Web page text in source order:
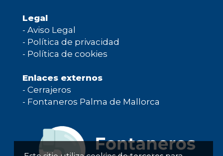
Legal
- Aviso Legal
- Política de privacidad
- Política de cookies
Enlaces externos
- Cerrajeros
- Fontaneros Palma de Mallorca